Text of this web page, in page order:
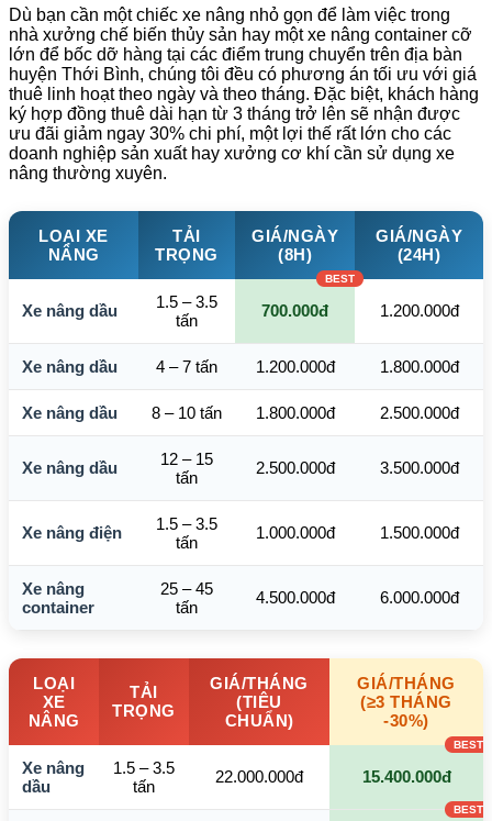
Dù bạn cần một chiếc xe nâng nhỏ gọn để làm việc trong
nhà xưởng chế biến thủy sản hay một xe nâng container cỡ
lớn để bốc dỡ hàng tại các điểm trung chuyển trên địa bàn
huyện Thới Bình, chúng tôi đều có phương án tối ưu với giá
thuê linh hoạt theo ngày và theo tháng. Đặc biệt, khách hàng
ký hợp đồng thuê dài hạn từ 3 tháng trở lên sẽ nhận được
ưu đãi giảm ngay 30% chi phí, một lợi thế rất lớn cho các
doanh nghiệp sản xuất hay xưởng cơ khí cần sử dụng xe
nâng thường xuyên.
LOẠI XE
NÂNG
TẢI
TRỌNG
GIÁ/NGÀY
(8H)
GIÁ/NGÀY
(24H)
Xe nâng dầu
1.5 – 3.5
tấn
700.000đ 1.200.000đ
Xe nâng dầu 4 – 7 tấn 1.200.000đ 1.800.000đ
Xe nâng dầu 8 – 10 tấn 1.800.000đ 2.500.000đ
Xe nâng dầu
12 – 15
tấn
2.500.000đ 3.500.000đ
Xe nâng điện
1.5 – 3.5
tấn
1.000.000đ 1.500.000đ
Xe nâng
container
25 – 45
tấn
4.500.000đ 6.000.000đ
LOẠI
XE
NÂNG
TẢI
TRỌNG
GIÁ/THÁNG
(TIÊU
CHUẨN)
GIÁ/THÁNG
(≥3 THÁNG
-30%)
Xe nâng
dầu
1.5 – 3.5
tấn
22.000.000đ 15.400.000đ